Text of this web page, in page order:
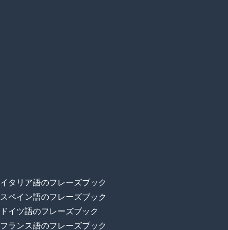
イタリア語のフレーズブック
スペイン語のフレーズブック
ドイツ語のフレーズブック
フランス語のフレーズブック